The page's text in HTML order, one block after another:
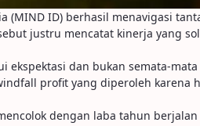
(MIND ID) berhasil menavigasi
justru mencatat kinerja yang
ekspektasi dan bukan semata-
profit yang diperoleh karena
dengan laba tahun